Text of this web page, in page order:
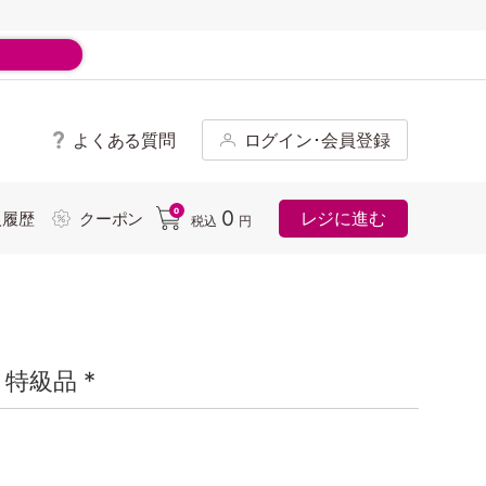
よくある質問 ログイン･会員登録
歴 クーポン 0
税込 0 円 レジに進む
級品 *